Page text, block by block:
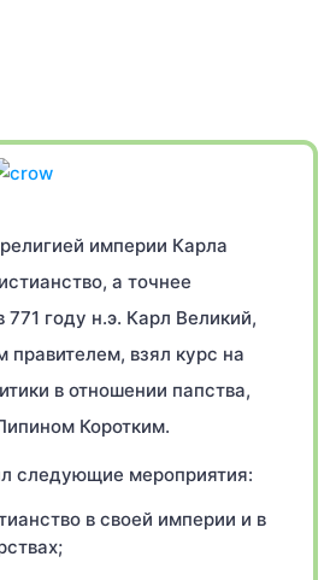
империи Карла
а точнее
году н.э. Карл Великий,
взял курс на
в отношении папства,
Коротким.
следующие мероприятия:
в своей империи и в